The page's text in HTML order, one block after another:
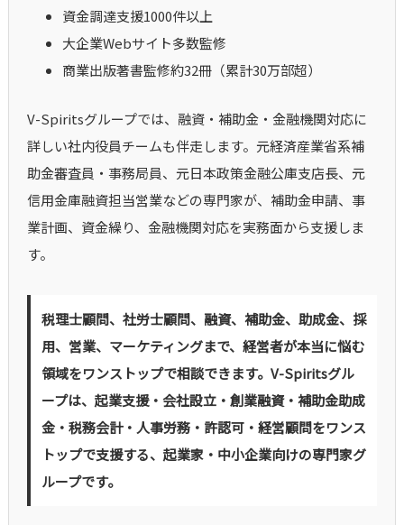
資金調達支援1000件以上
大企業Webサイト多数監修
商業出版著書監修約32冊（累計30万部超）
V-Spiritsグループでは、融資・補助金・金融機関対応に
詳しい社内役員チームも伴走します。元経済産業省系補
助金審査員・事務局員、元日本政策金融公庫支店長、元
信用金庫融資担当営業などの専門家が、補助金申請、事
業計画、資金繰り、金融機関対応を実務面から支援しま
す。
税理士顧問、社労士顧問、融資、補助金、助成金、採
用、営業、マーケティングまで、経営者が本当に悩む
領域をワンストップで相談できます。V-Spiritsグル
ープは、起業支援・会社設立・創業融資・補助金助成
金・税務会計・人事労務・許認可・経営顧問をワンス
トップで支援する、起業家・中小企業向けの専門家グ
ループです。